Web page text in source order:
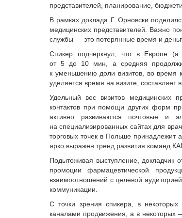
представителей, планирование,
В рамках доклада Г. Орновски
медицинских представителей. Важно
службы — это потерянные время и
Спикер подчеркнул, что в Европе
от 5 до 10 мин, а средняя
к уменьшению доли визитов, во время
уделяется время на визите, составляет
Удельный вес визитов медицинских
контактов при помощи других форм
активно развиваются почтовые и
на специализированных сайтах для
торговых точек в Польше принадлежит
ярко выражен тренд развития команд
Подытоживая выступление, докладчик
промоции фармацевтической
взаимоотношений с целевой
коммуникации.
С точки зрения спикера, в
каналами продвижения, а в некоторых